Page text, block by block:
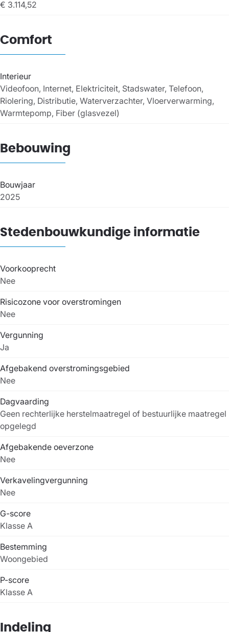
€ 3.114,52
Comfort
Interieur
Videofoon, Internet, Elektriciteit, Stadswater, Telefoon,
Riolering, Distributie, Waterverzachter, Vloerverwarming,
Warmtepomp, Fiber (glasvezel)
Bebouwing
Bouwjaar
2025
Stedenbouwkundige informatie
Voorkooprecht
Nee
Risicozone voor overstromingen
Nee
Vergunning
Ja
Afgebakend overstromingsgebied
Nee
Dagvaarding
Geen rechterlijke herstelmaatregel of bestuurlijke maatregel
opgelegd
Afgebakende oeverzone
Nee
Verkavelingvergunning
Nee
G-score
Klasse A
Bestemming
Woongebied
P-score
Klasse A
Indeling